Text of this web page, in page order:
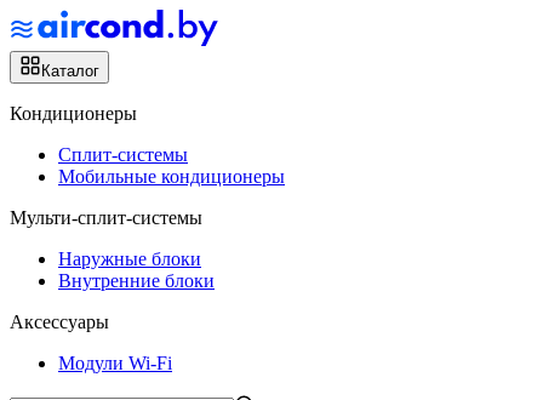
Каталог
Кондиционеры
Сплит-системы
Мобильные кондиционеры
Мульти-сплит-системы
Наружные блоки
Внутренние блоки
Аксессуары
Модули Wi-Fi